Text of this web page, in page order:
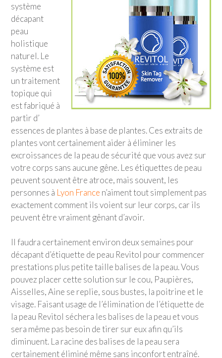
système
décapant
peau
holistique
naturel. Le
système est
un traitement
topique qui
est fabriqué à
partir d’
essences de plantes à base de plantes. Ces extraits de
plantes vont certainement aider à éliminer les
excroissances de la peau de sécurité que vous avez sur
votre corps sans aucune gêne. Les étiquettes de peau
peuvent souvent être atroce, mais souvent, les
personnes à Lyon France n’aiment tout simplement pas
exactement comment ils voient sur leur corps, car ils
peuvent être vraiment gênant d’avoir.
Il faudra certainement environ deux semaines pour
décapant d’étiquette de peau Revitol pour commencer
prestations plus petite taille balises de la peau. Vous
pouvez placer cette solution sur le cou, Paupières,
Aisselles, Aine se replie, sous bustes, la poitrine et le
visage. Faisant usage de l’élimination de l’étiquette de
la peau Revitol séchera les balises de la peau et vous
sera même pas besoin de tirer sur eux afin qu’ils
diminuent. La racine des balises de la peau sera
certainement éliminé même sans inconfort entraîné.